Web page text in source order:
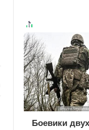
Боевики